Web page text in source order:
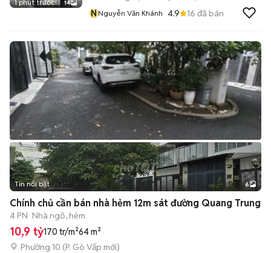
1 phút trước 14
NNguyễn Văn Khánh 4.9 16 đã bán
+2
Tin nổi bật 6
Chính chủ cần bán nhà hẻm 12m sát đường Quang Trung
4 PN Nhà ngõ, hẻm
10,9 tỷ170 tr/m²64 m²
Phường 10 (P. Gò Vấp mới)